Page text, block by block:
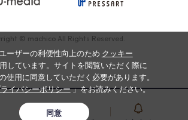
© machico All Rights Reserved.
ーザーの利便性向上のため クッキー
しています。サイトを閲覧いただく際に
使用に同意していただく必要があります。
イバシーポリシー」をお読みください。
同意